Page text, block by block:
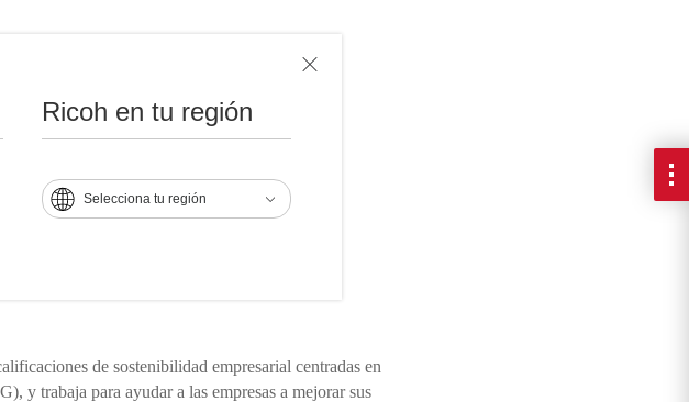
Ricoh en tu región
Selecciona tu región
de sostenibilidad empresarial centradas en
y trabaja para ayudar a las empresas a mejorar sus